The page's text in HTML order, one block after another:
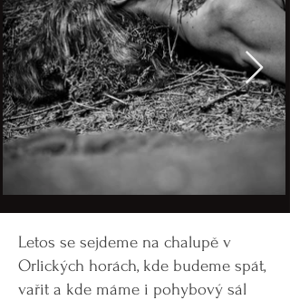
Letos se sejdeme na chalupě v
Orlických horách, kde budeme spát,
vařit a kde máme i pohybový sál